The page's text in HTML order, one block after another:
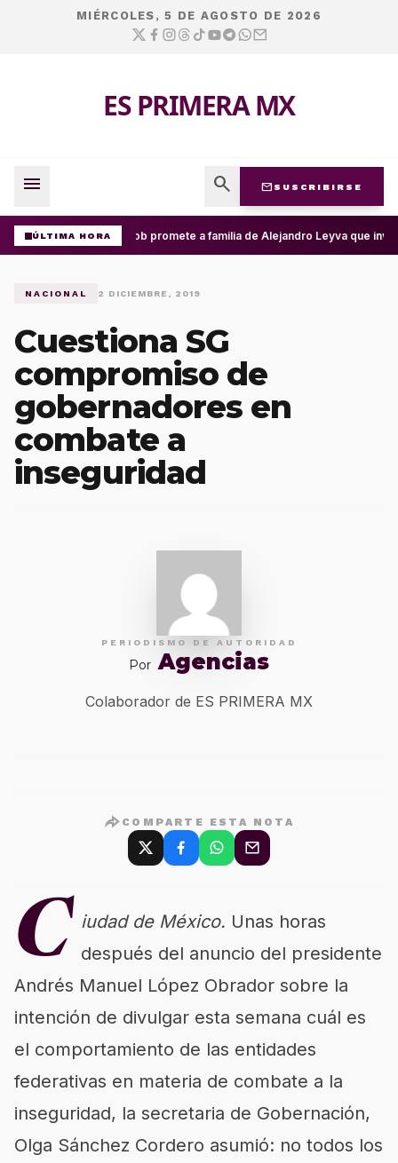
MIÉRCOLES, 5 DE AGOSTO DE 2026
ES PRIMERA MX
menu search mail SUSCRIBIRSE
ÚLTIMA HORASegob promete a familia de Alejandro Leyva que
NACIONAL 2 DICIEMBRE, 2019
Cuestiona SG
compromiso de
gobernadores en
combate a
inseguridad
PERIODISMO DE AUTORIDAD
Por Agencias
Colaborador de ES PRIMERA MX
COMPARTE ESTA NOTA
C iudad de México. Unas horas
después del anuncio del presidente
Andrés Manuel López Obrador sobre la
intención de divulgar esta semana cuál es
el comportamiento de las entidades
federativas en materia de combate a la
inseguridad, la secretaria de Gobernación,
Olga Sánchez Cordero asumió: no todos los